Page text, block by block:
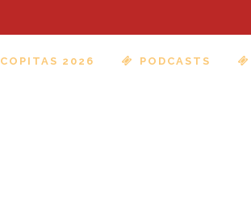
COPITAS 2026 PODCASTS